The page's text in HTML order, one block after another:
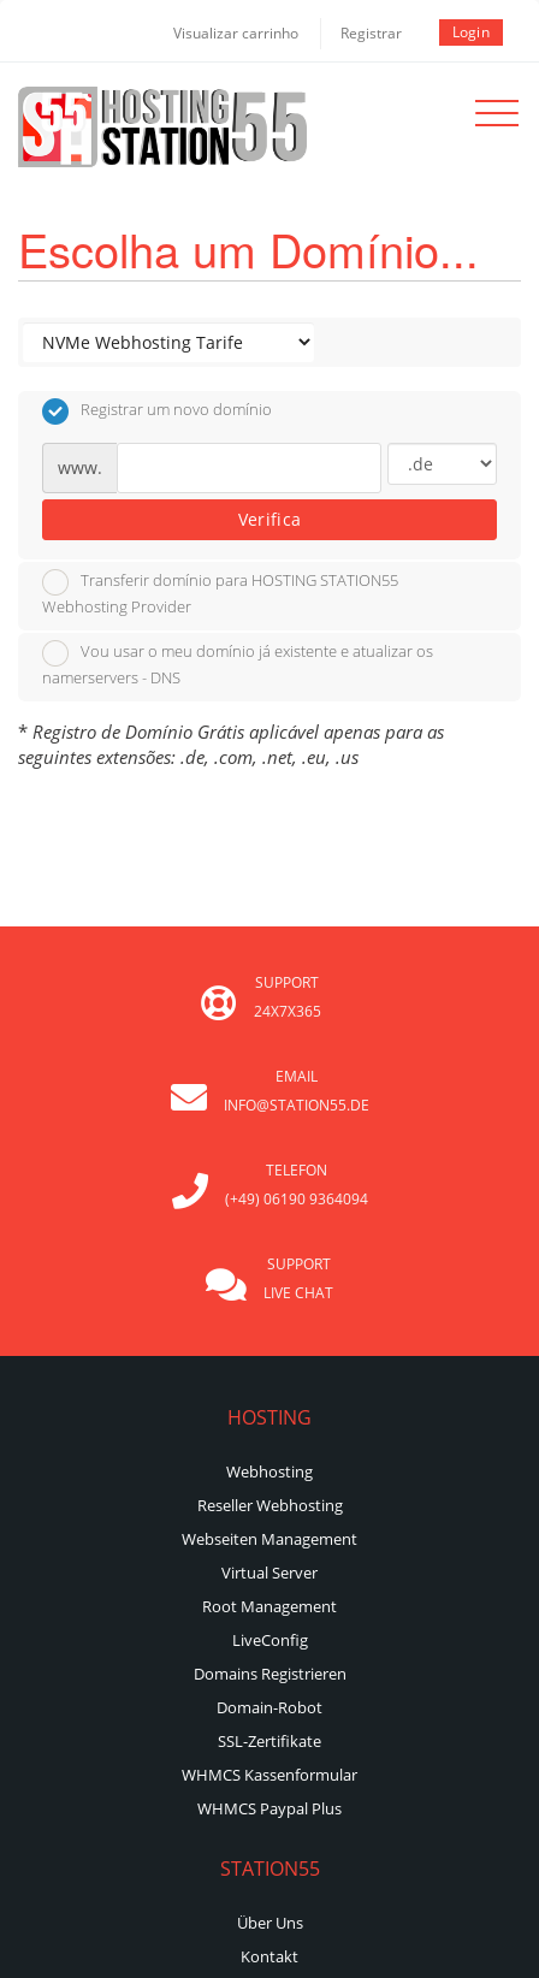
Visualizar carrinho Registrar Login
Toggle
Escolha um Domínio...
Registrar um novo domínio
www.
Verifica
Transferir domínio para HOSTING STATION55
Webhosting Provider
Vou usar o meu domínio já existente e atualizar os
namerservers - DNS
* Registro de Domínio Grátis aplicável apenas para as
seguintes extensões: .de, .com, .net, .eu, .us
SUPPORT
24X7X365
EMAIL
INFO@STATION55.DE
TELEFON
(+49) 06190 9364094
SUPPORT
LIVE CHAT
HOSTING
Webhosting
Reseller Webhosting
Webseiten Management
Virtual Server
Root Management
LiveConfig
Domains Registrieren
Domain-Robot
SSL-Zertifikate
WHMCS Kassenformular
WHMCS Paypal Plus
STATION55
Über Uns
Kontakt